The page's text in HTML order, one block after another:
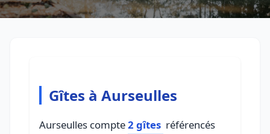
Gîtes à Aurseulles
Aurseulles compte2 gîtes référencés